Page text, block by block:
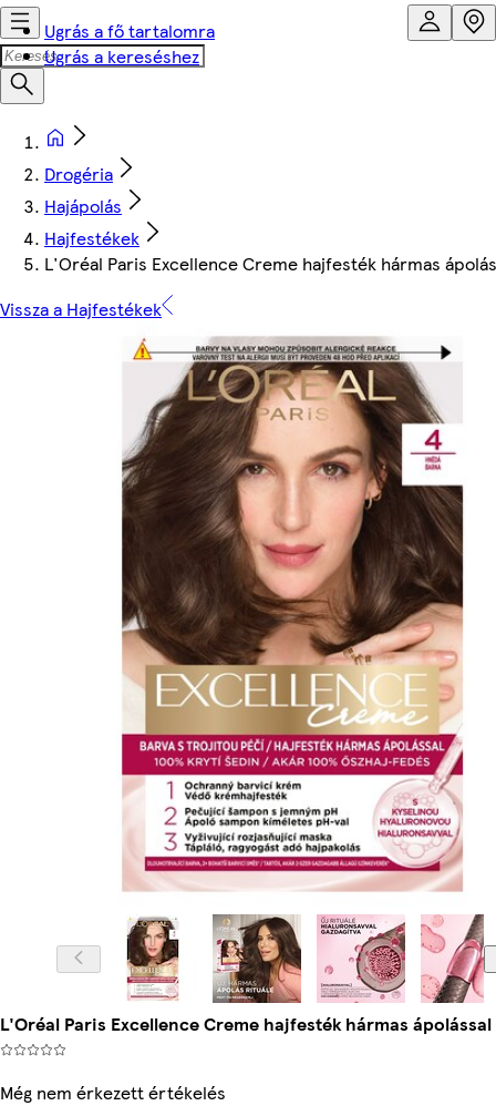
Ugrás a fő tartalomra
Ugrás a kereséshez
Drogéria
Hajápolás
Hajfestékek
L'Oréal Paris Excellence Creme hajfesték hármas
Vissza a Hajfestékek
L'Oréal Paris Excellence Creme hajfesték hármas
Még nem érkezett értékelés